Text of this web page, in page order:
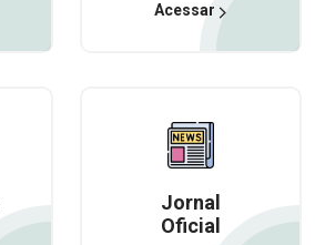
Acessar
Jornal
Oficial